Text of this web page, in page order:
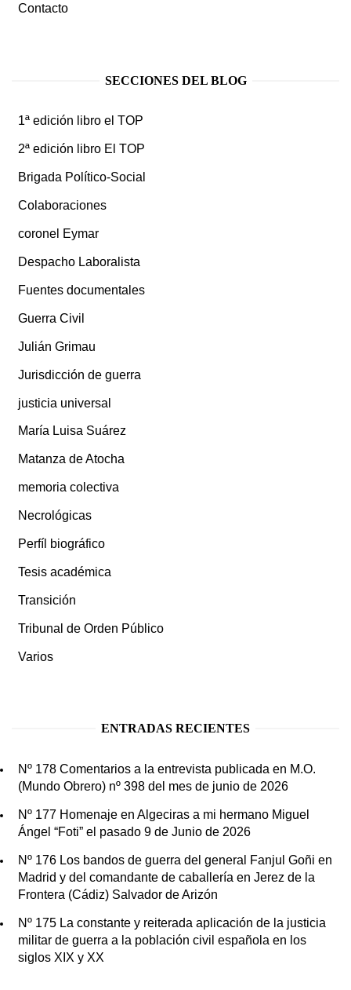
Contacto
SECCIONES DEL BLOG
1ª edición libro el TOP
2ª edición libro El TOP
Brigada Político-Social
Colaboraciones
coronel Eymar
Despacho Laboralista
Fuentes documentales
Guerra Civil
Julián Grimau
Jurisdicción de guerra
justicia universal
María Luisa Suárez
Matanza de Atocha
memoria colectiva
Necrológicas
Perfíl biográfico
Tesis académica
Transición
Tribunal de Orden Público
Varios
ENTRADAS RECIENTES
Nº 178 Comentarios a la entrevista publicada en M.O.
(Mundo Obrero) nº 398 del mes de junio de 2026
Nº 177 Homenaje en Algeciras a mi hermano Miguel
Ángel “Foti” el pasado 9 de Junio de 2026
Nº 176 Los bandos de guerra del general Fanjul Goñi en
Madrid y del comandante de caballería en Jerez de la
Frontera (Cádiz) Salvador de Arizón
Nº 175 La constante y reiterada aplicación de la justicia
militar de guerra a la población civil española en los
siglos XIX y XX